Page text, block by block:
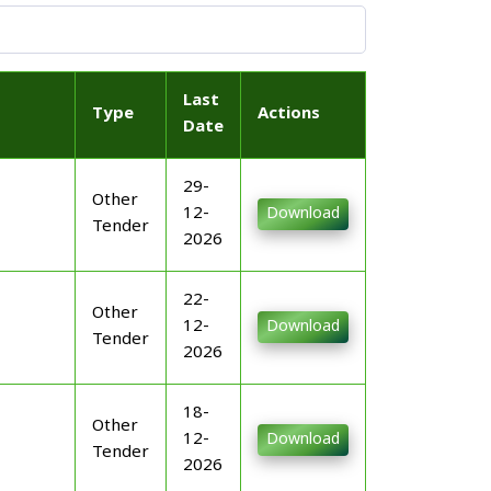
Type
Last
Date
Actions
Other
Tender
29-
12-
2026
Download
Other
Tender
22-
12-
2026
Download
Other
Tender
18-
12-
2026
Download